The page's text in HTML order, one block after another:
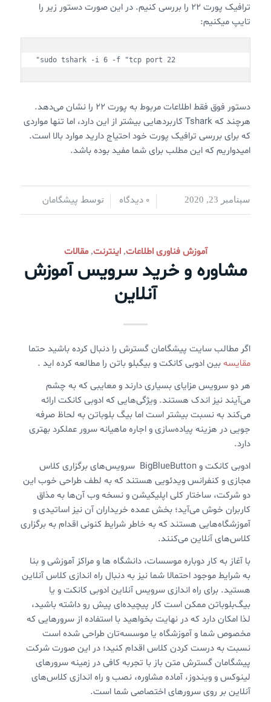
ترافیک پورت 22 را بررسی کنیم. در این صورت دستور زیر را
تایپ میکنیم:
sudo tshark -i 6 -f "tcp port 22"
دستور فوق فقط اطلاعات مربوط به پورت 22 را نشان می‌دهد.
هرچند که Tshark کاربردهایی بیشتر از این دارد، اما تنها مواردی
که برای بررسی ترافیک پورت خود احتیاج دارید موارد بالا است.
امیدواریم که این مطلب برای شما مفید بوده باشد.
سپتامبر 23, 2020 / 0 دیدگاه/ توسط پیشگامان
آموزش فناوری اطلاعات,اینترنت,مقالات
مشاوره و خرید سرویس آموزش
آنلاین
اگر مطالب سایت پیشگامان گسترش را دنبال کرده باشید حتما
مقایسهبین ادوبی کانکت و بیگ‎بلو باتن را مطالعه کرده اید .
هر دو سرویس مزایای بسیاری دارند و معایبی که به چشم
می‌آیند نیز اندک هستند. ویژگی‌هایی که ادوبی کانکت ارائه
می‌کند به نسبت بیشتر است اما بیگ بلوباتن به لحاظ صرفه
جویی در هزینه پیاده‌سازی و اجاره ماهیانه سرور عملکرد بهتری
دارد.
ادوبی کانکت و BigBlueButton سرویس‌های برگزاری کلاس
مجازی و کنفرانس ویدئویی هستند که به لطف طراحی خوب این
دو شرکت، ساختار کلی اپلیکیشن و نسخه وب آن‌ها به مذاق
کاربران خوش می‌آید؛ بخش عمده خریداران آن نیز اساتیدی و
آموزشگاه‌هایی هستند که به خاطر شرایط کنونی اقدام به برگزاری
کلاس‌های آنلاین می‌کنند.
با آغاز به کار دوباره موسسات، دانشگاه ها و مراکز آموزشی و بنا
به شرایط موجود احتمالا شما نیز به دنبال راه اندازی کلاس آنلاین
هستید. برای راه اندازی سرویس آنلاین ادوبی کانکت و یا
بیگ‌بلوباتن ممکن است کار پیچیده‌ای پیش رو داشته باشید،
لذا امکان دارد که در نهایت بخواهید با استفاده از سرورهایی که
مخصوص شما و آموزشگاه یا موسسه‌تان طراحی شده است
نسبت به درست کردن کلاس اقدام کنید؛ در این صورت شرکت
پیشگامان گسترش متن باز با تجربه کافی در زمینه سرورهای
لینوکس و ویندوز، آماده مشاوره، نصب و راه اندازی کلاس‌های
آنلاین بر روی سرورهای اختصاصی شما است.